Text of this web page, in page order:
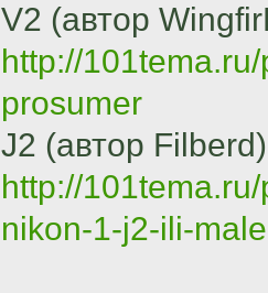
V2 (автор
http://
prosumer
J2 (автор Filberd)
http://
nikon-1-j2-ili-